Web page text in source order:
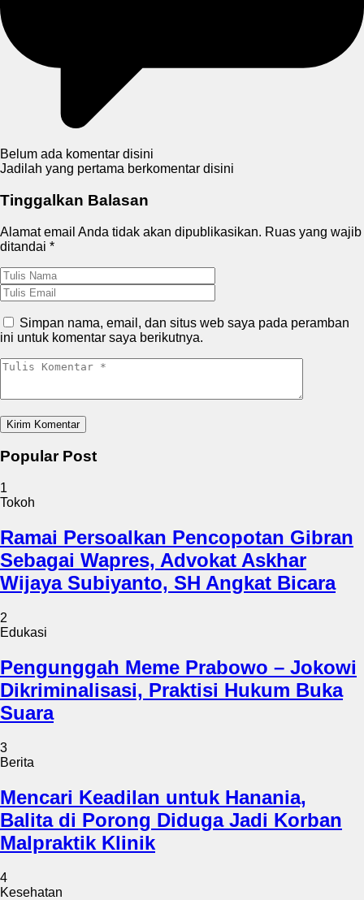
Belum ada komentar disini
Jadilah yang pertama berkomentar disini
Tinggalkan Balasan
Alamat email Anda tidak akan dipublikasikan. Ruas yang wajib
ditandai *
Simpan nama, email, dan situs web saya pada peramban
ini untuk komentar saya berikutnya.
Popular Post
1
Tokoh
Ramai Persoalkan Pencopotan Gibran
Sebagai Wapres, Advokat Askhar
Wijaya Subiyanto, SH Angkat Bicara
2
Edukasi
Pengunggah Meme Prabowo – Jokowi
Dikriminalisasi, Praktisi Hukum Buka
Suara
3
Berita
Mencari Keadilan untuk Hanania,
Balita di Porong Diduga Jadi Korban
Malpraktik Klinik
4
Kesehatan